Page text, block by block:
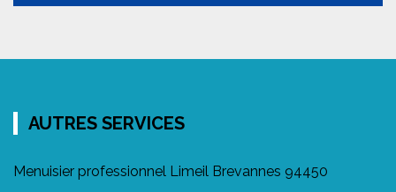
AUTRES SERVICES
Menuisier professionnel Limeil Brevannes 94450